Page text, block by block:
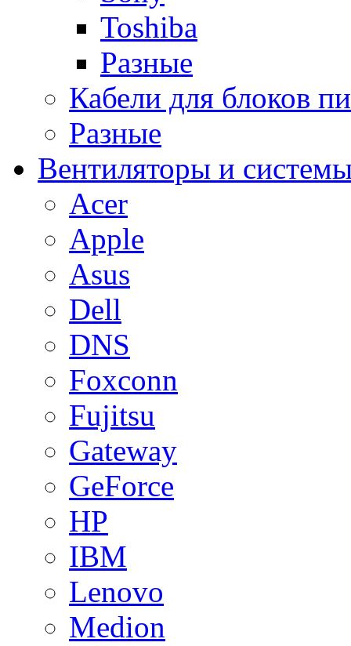
Toshiba
Разные
Кабели для блоков
Разные
Вентиляторы и
Acer
Apple
Asus
Dell
DNS
Foxconn
Fujitsu
Gateway
GeForce
HP
IBM
Lenovo
Medion